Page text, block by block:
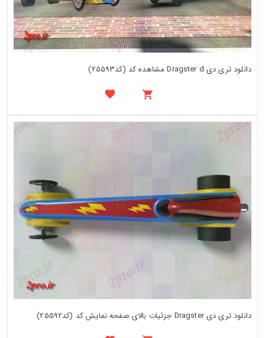
دانلود تری دی Dragster d مشاهده کد (کد25593)
دانلود تری دی Dragster جزئیات بالای صفحه نمایش کد (کد25592)